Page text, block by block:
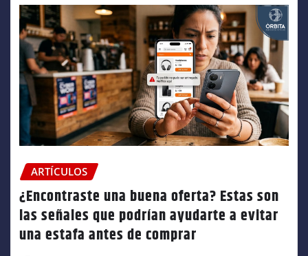
ARTÍCULOS
¿Encontraste una buena oferta? Estas son
las señales que podrían ayudarte a evitar
una estafa antes de comprar